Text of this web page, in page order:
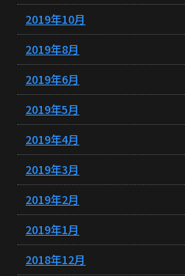
2019年10月
2019年8月
2019年6月
2019年5月
2019年4月
2019年3月
2019年2月
2019年1月
2018年12月